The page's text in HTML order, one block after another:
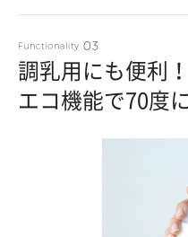
調乳用にも便利！
エコ機能で70度